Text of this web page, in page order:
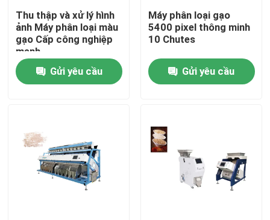
Kiểm soát chất lượng
Liên hệ chúng tôi
Yêu cầu báo giá
máy phân loại màu gạo
Thu thập và xử lý hình
ảnh Máy phân loại màu
gạo Cấp công nghiệp
mạnh
Gửi yêu cầu
Máy phân loại gạo
5400 pixel thông minh
10 Chutes
Gửi yêu cầu